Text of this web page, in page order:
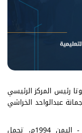
رئيس المركز الرئيسي
عبدالواحد الخراشي